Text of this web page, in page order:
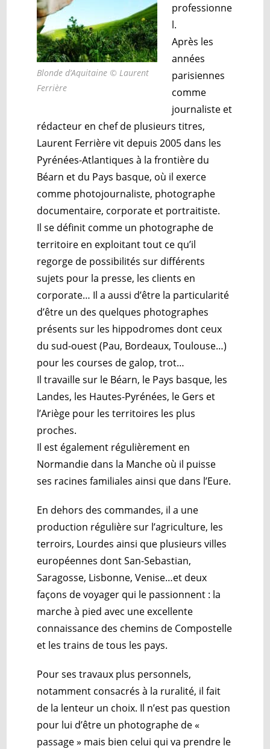
Blonde d’Aquitaine © Laurent
Ferrière
professionne
l.
Après les
années
parisiennes
comme
journaliste et
rédacteur en chef de plusieurs titres,
Laurent Ferrière vit depuis 2005 dans les
Pyrénées-Atlantiques à la frontière du
Béarn et du Pays basque, où il exerce
comme photojournaliste, photographe
documentaire, corporate et portraitiste.
Il se définit comme un photographe de
territoire en exploitant tout ce qu’il
regorge de possibilités sur différents
sujets pour la presse, les clients en
corporate… Il a aussi d’être la particularité
d’être un des quelques photographes
présents sur les hippodromes dont ceux
du sud-ouest (Pau, Bordeaux, Toulouse…)
pour les courses de galop, trot…
Il travaille sur le Béarn, le Pays basque, les
Landes, les Hautes-Pyrénées, le Gers et
l’Ariège pour les territoires les plus
proches.
Il est également régulièrement en
Normandie dans la Manche où il puisse
ses racines familiales ainsi que dans l’Eure.
En dehors des commandes, il a une
production régulière sur l’agriculture, les
terroirs, Lourdes ainsi que plusieurs villes
européennes dont San-Sebastian,
Saragosse, Lisbonne, Venise…et deux
façons de voyager qui le passionnent : la
marche à pied avec une excellente
connaissance des chemins de Compostelle
et les trains de tous les pays.
Pour ses travaux plus personnels,
notamment consacrés à la ruralité, il fait
de la lenteur un choix. Il n’est pas question
pour lui d’être un photographe de «
passage » mais bien celui qui va prendre le